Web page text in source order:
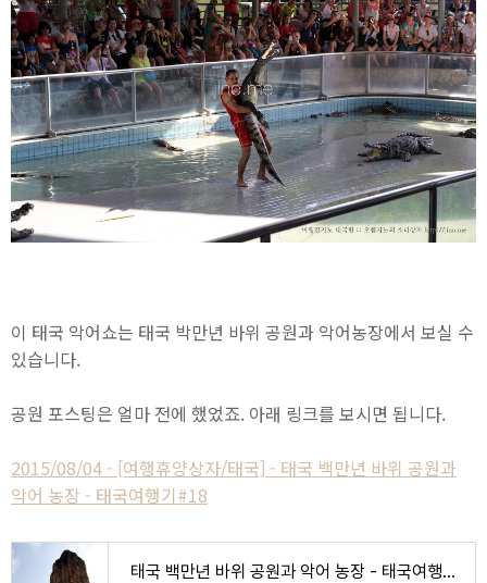
이 태국 악어쇼는 태국 박만년 바위 공원과 악어농장에서 보실 수
있습니다.
공원 포스팅은 얼마 전에 했었죠. 아래 링크를 보시면 됩니다.
2015/08/04 - [여행휴양상자/태국] - 태국 백만년 바위 공원과
악어 농장 - 태국여행기#18
태국 백만년 바위 공원과 악어 농장 - 태국여행기#18